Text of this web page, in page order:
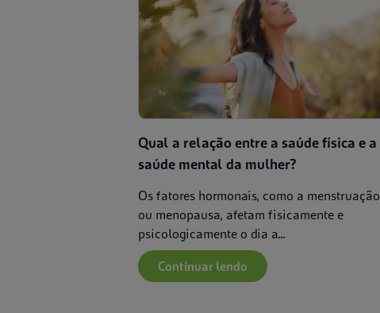
Qual a relação entre a saúde física e a
saúde mental da mulher?
Os fatores hormonais, como a menstruação
ou menopausa, afetam fisicamente e
psicologicamente o dia a...
Continuar lendo